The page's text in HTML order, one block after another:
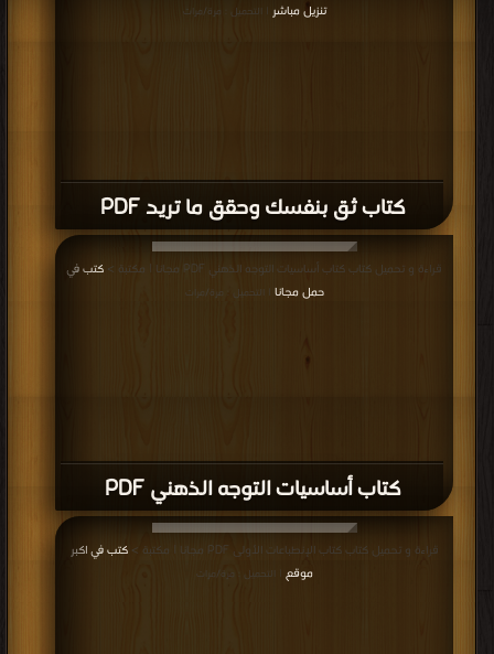
كتاب ثق بنفسك وحقق ما تريد PDF
تنزيل مباشر | التحميل : مرة/مرات
كتاب أساسيات التوجه الذهني PDF
قراءة و تحميل كتاب كتاب أساسيات التوجه الذهني PDF مجانا | مكتبة >
كتب في
حمل مجانا | التحميل : مرة/مرات
قراءة و تحميل كتاب كتاب الإنطباعات الأولى PDF مجانا | مكتبة >
كتب في اكبر
موقع
| التحميل : مرة/مرات